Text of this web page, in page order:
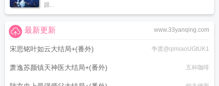
跟...
www.33yanqing.com
最新更新
宋思铭叶如云大结局+(番外) 争渡@qimiaoUGtUK1
萧逸苏颜镇天神医大结局+(番外) 五杯咖啡